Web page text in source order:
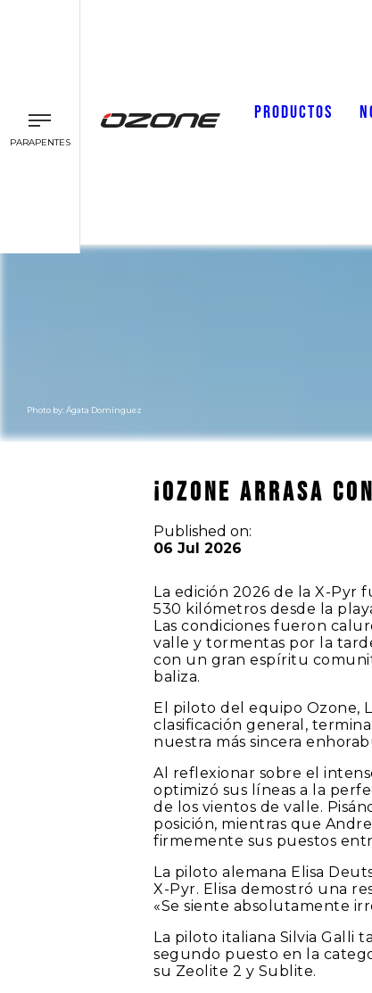
PARAPENTES
PRODUCTOS
Photo by:Ágata Domínguez
¡Ozone arrasa
Published on:
06 Jul 2026
La edición 2026 de la X-Pyr
530 kilómetros desde la
Las condiciones fueron
valle y tormentas por la
con un gran espíritu
baliza.
El piloto del equipo Ozone,
clasificación general,
nuestra más sincera
Al reflexionar sobre el
optimizó sus líneas a la
de los vientos de valle.
posición, mientras que
firmemente sus puestos
La piloto alemana Elisa
X-Pyr. Elisa demostró una
«Se siente absolutamente
La piloto italiana Silvia Galli
segundo puesto en la
su Zeolite 2 y Sublite.